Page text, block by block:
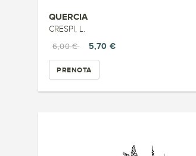
QUERCIA
CRESPI, L.
6,00 €
5,70 €
PRENOTA